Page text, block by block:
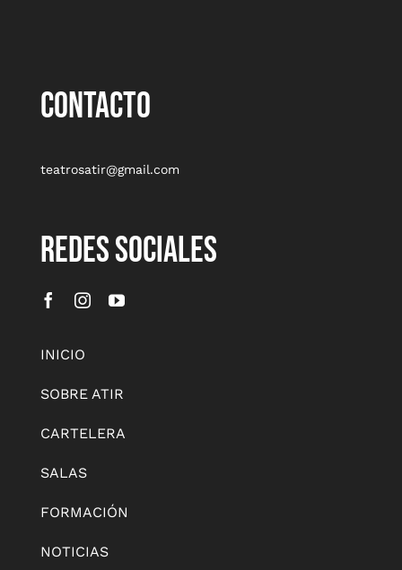
CONTACTO
teatrosatir@gmail.com
REDES SOCIALES
INICIO
SOBRE ATIR
CARTELERA
SALAS
FORMACIÓN
NOTICIAS